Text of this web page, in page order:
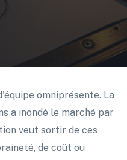
omniprésente. La
a inondé le marché par
veut sortir de ces
de coût ou